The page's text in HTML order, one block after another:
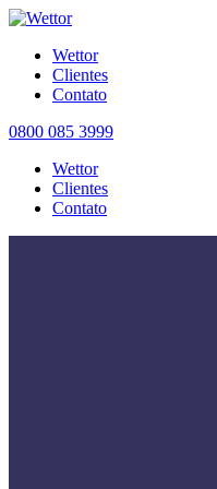
Wettor
Clientes
Contato
0800 085 3999
Wettor
Clientes
Contato